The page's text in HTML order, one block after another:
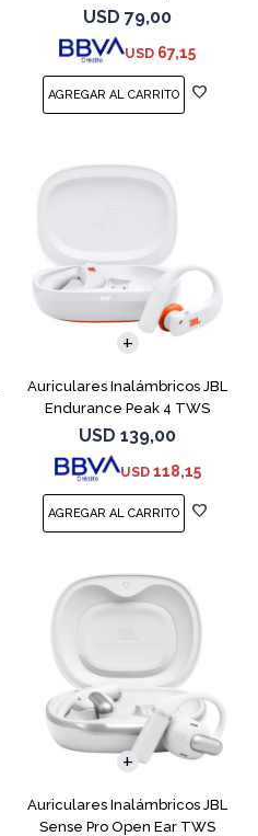
Blanco
USD 79,00
USD 67,15
Auriculares Inalámbricos JBL
Endurance Peak 4 TWS
Blanco
USD 139,00
USD 118,15
Auriculares Inalámbricos JBL
Sense Pro Open Ear TWS